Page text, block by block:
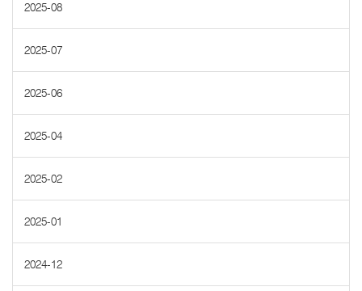
2025-08
2025-07
2025-06
2025-04
2025-02
2025-01
2024-12